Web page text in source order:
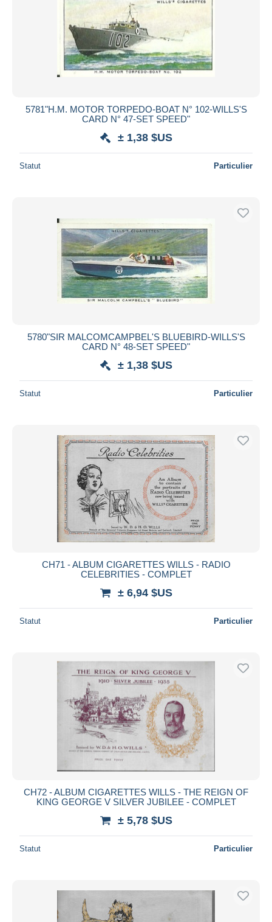
5781"H.M. MOTOR TORPEDO-BOAT N° 102-WILLS'S
CARD N° 47-SET SPEED"
± 1,38 $US
Statut Particulier
5780"SIR MALCOMCAMPBEL'S BLUEBIRD-WILLS'S
CARD N° 48-SET SPEED"
± 1,38 $US
Statut Particulier
CH71 - ALBUM CIGARETTES WILLS - RADIO
CELEBRITIES - COMPLET
± 6,94 $US
Statut Particulier
CH72 - ALBUM CIGARETTES WILLS - THE REIGN OF
KING GEORGE V SILVER JUBILEE - COMPLET
± 5,78 $US
Statut Particulier